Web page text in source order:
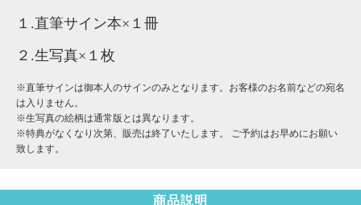
１.直筆サイン本×１冊
２.生写真×１枚
※直筆サインは御本人のサインのみとなります。お客様のお名前などの宛名
は入りません。
※生写真の絵柄は通常版とは異なります。
※特典がなくなり次第、販売は終了いたします。 ご予約はお早めにお願い
致します。
商品説明